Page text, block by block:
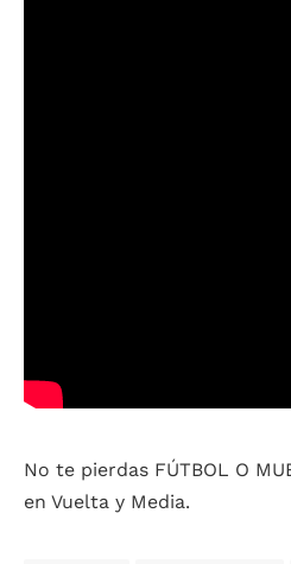
No te pierdas FÚTBOL O
en Vuelta y Media.